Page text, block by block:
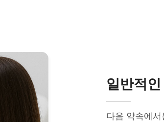
일반적
다음 약속에서